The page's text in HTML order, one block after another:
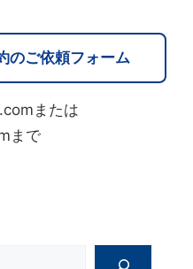
のご依頼フォーム
または
まで